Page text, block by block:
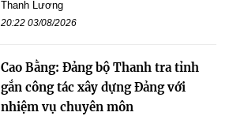
Thanh Lương
20:22 03/08/2026
Cao Bằng: Đảng bộ Thanh tra tỉnh
gắn công tác xây dựng Đảng với
nhiệm vụ chuyên môn